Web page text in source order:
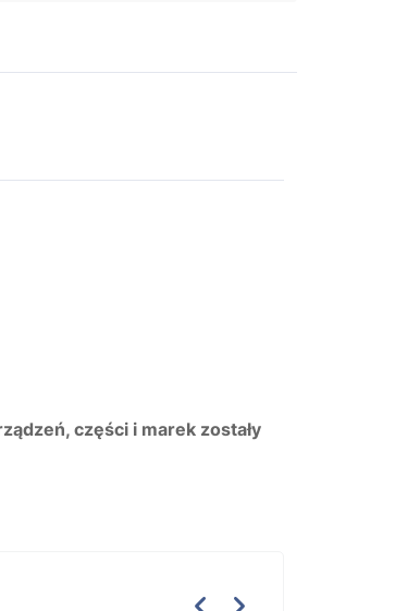
części i marek zostały